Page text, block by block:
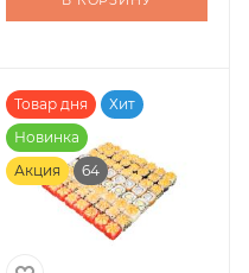
Товар дня
Хит
Новинка
Акция
64